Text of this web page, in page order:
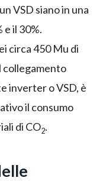
VSD siano in una
il 30%.
circa 450 Mu di
collegamento
inverter o VSD, è
il consumo
di CO2.